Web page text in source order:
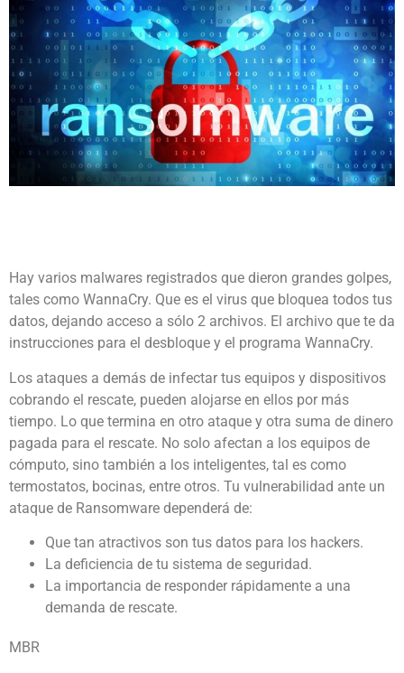
Hay varios malwares registrados que dieron grandes golpes,
tales como WannaCry. Que es el virus que bloquea todos tus
datos, dejando acceso a sólo 2 archivos. El archivo que te da
instrucciones para el desbloque y el programa WannaCry.
Los ataques a demás de infectar tus equipos y dispositivos
cobrando el rescate, pueden alojarse en ellos por más
tiempo. Lo que termina en otro ataque y otra suma de dinero
pagada para el rescate. No solo afectan a los equipos de
cómputo, sino también a los inteligentes, tal es como
termostatos, bocinas, entre otros. Tu vulnerabilidad ante un
ataque de Ransomware dependerá de:
Que tan atractivos son tus datos para los hackers.
La deficiencia de tu sistema de seguridad.
La importancia de responder rápidamente a una
demanda de rescate.
MBR